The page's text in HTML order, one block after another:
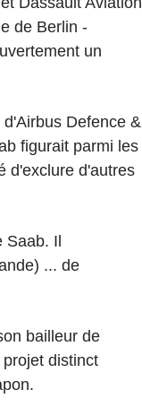
de Berlin -
un
Defence &
figurait parmi les
d'exclure d'autres
Saab. Il
... de
bailleur de
distinct